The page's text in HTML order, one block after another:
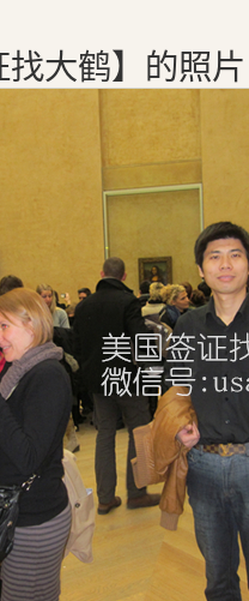
大鹤】的照片